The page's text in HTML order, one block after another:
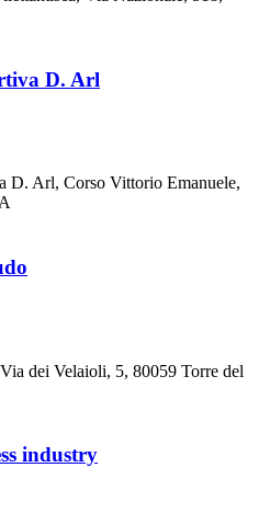
D. Arl
D. Arl, Corso Vittorio Emanuele,
dei Velaioli, 5, 80059 Torre del
industry